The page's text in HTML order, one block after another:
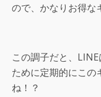
ので、かなりお得な
この調子だと、
ために定期的にこの
ね！？